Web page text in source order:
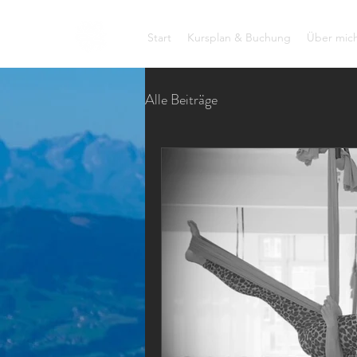
Start Kursplan & Buchung Über
Alle Beiträge